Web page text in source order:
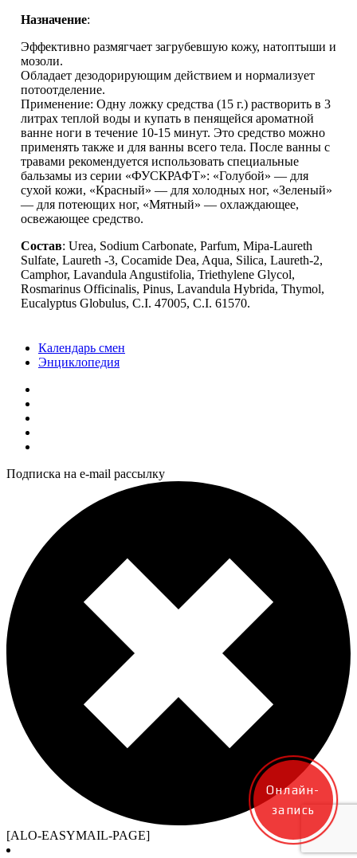
Назначение:
Эффективно размягчает загрубевшую кожу, натоптыши и
мозоли.
Обладает дезодорирующим действием и нормализует
потоотделение.
Применение: Одну ложку средства (15 г.) растворить в 3
литрах теплой воды и купать в пенящейся ароматной
ванне ноги в течение 10-15 минут. Это средство можно
применять также и для ванны всего тела. После ванны с
травами рекомендуется использовать специальные
бальзамы из серии «ФУСКРАФТ»: «Голубой» — для
сухой кожи, «Красный» — для холодных ног, «Зеленый»
— для потеющих ног, «Мятный» — охлаждающее,
освежающее средство.
Состав: Urea, Sodium Carbonate, Parfum, Mipa-Laureth
Sulfate, Laureth -3, Cocamide Dea, Aqua, Silica, Laureth-2,
Camphor, Lavandula Angustifolia, Triethylene Glycol,
Rosmarinus Officinalis, Pinus, Lavandula Hybrida, Thymol,
Eucalyptus Globulus, C.I. 47005, C.I. 61570.
Календарь смен
Энциклопедия
Подписка на e-mail рассылку
[ALO-EASYMAIL-PAGE]
Онлайн-
запись